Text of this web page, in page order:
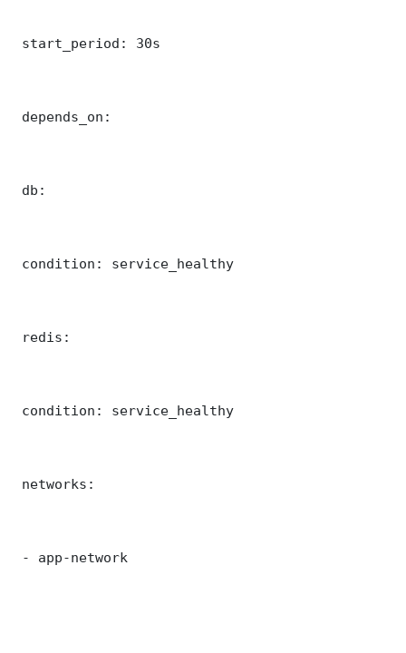
start_period: 30s
depends_on:
db:
condition: service_healthy
redis:
condition: service_healthy
networks:
- app-network